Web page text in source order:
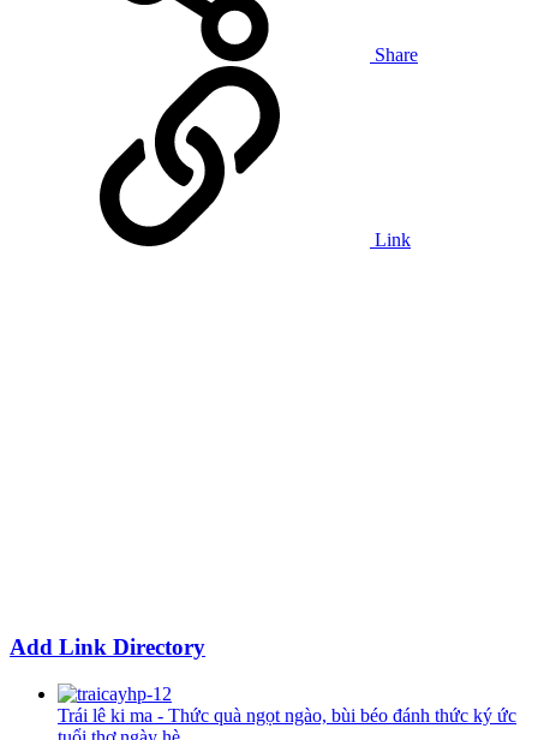
Share
Link
Add Link Directory
Trái lê ki ma - Thức quà ngọt ngào, bùi béo đánh thức ký ức